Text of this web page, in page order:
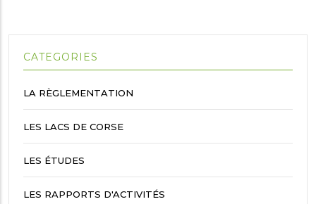
CATEGORIES
LA RÈGLEMENTATION
LES LACS DE CORSE
LES ÉTUDES
LES RAPPORTS D'ACTIVITÉS